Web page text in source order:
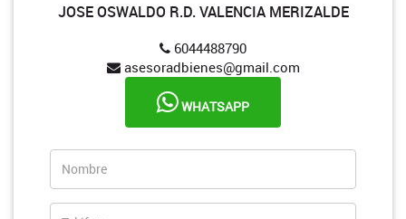
JOSE OSWALDO R.D. VALENCIA MERIZALDE
6044488790
asesoradbienes@gmail.com
WHATSAPP